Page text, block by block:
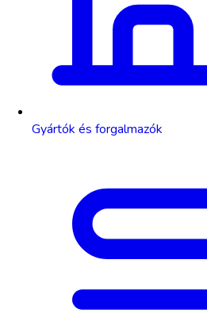
Gyártók és forgalmazók